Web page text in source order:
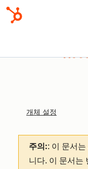
개체 설정
주의:: 이 문서
니다. 이 문서는